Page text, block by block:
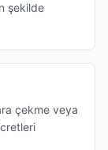
şekilde
çekme veya